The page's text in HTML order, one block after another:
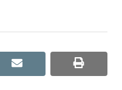
email print